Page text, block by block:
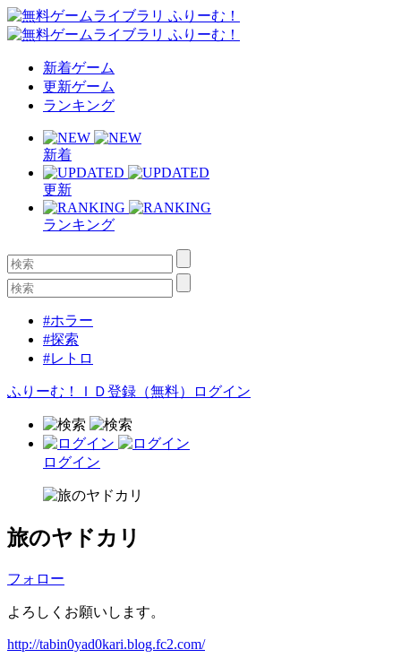
新着ゲーム
更新ゲーム
ランキング
新着
更新
ランキング
#ホラー
#探索
#レトロ
ふりーむ！ＩＤ登録（無料） ログイン
ログイン
旅のヤドカリ
フォロー
よろしくお願いします。
http://tabin0yad0kari.blog.fc2.com/